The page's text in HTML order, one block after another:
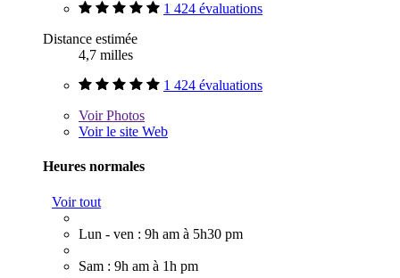
1 424 évaluations
Distance estimée
4,7 milles
1 424 évaluations
VoirPhotos
Voir le site Web
Heures normales
Voir tout
Lun - ven : 9h am à 5h30 pm
Sam : 9h am à 1h pm